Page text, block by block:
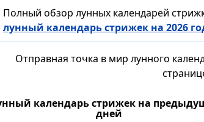
Полный обзор лунных календарей
лунный календарь стрижек на 2026
Отправная точка в мир лунного
календарь стрижек на
дней